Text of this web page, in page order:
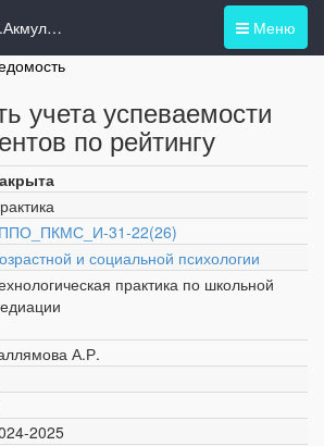
Меню
ЭИОС БГПУ им.М.Акмуллы
учета успеваемости
по рейтингу
31-22(26)
и социальной психологии
практика по школьной
А.Р.
2025